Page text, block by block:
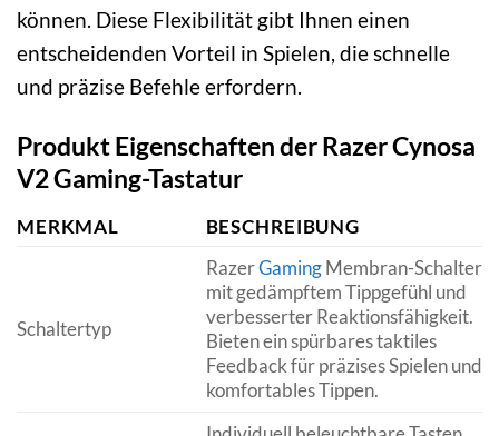
können. Diese Flexibilität gibt Ihnen einen
entscheidenden Vorteil in Spielen, die schnelle
und präzise Befehle erfordern.
Produkt Eigenschaften der Razer Cynosa
V2 Gaming-Tastatur
MERKMAL BESCHREIBUNG
Schaltertyp
RazerGamingMembran-Schalter
mit gedämpftem Tippgefühl und
verbesserter Reaktionsfähigkeit.
Bieten ein spürbares taktiles
Feedback für präzises Spielen und
komfortables Tippen.